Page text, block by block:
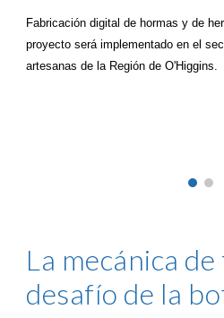
Fabricación digital de hormas y de
proyecto será implementado en el
artesanas de la Región de O'Higgins.
La mecánica
desafío de la